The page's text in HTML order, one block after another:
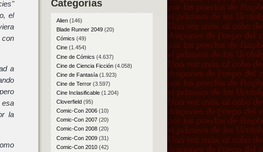
el
con
a
la
Categorías
Alien(146)
Blade Runner 2049(20)
Cómics (49)
Cine(1.454)
Cine de Cómics (4.637)
Cine de Ciencia Ficción(4.058)
Cine de Fantasía(1.923)
Cine de Terror(3.597)
Cine Inclasificable(1.204)
Cloverfield(95)
Comic-Con 2006(10)
Comic-Con 2007(20)
Comic-Con 2008(20)
Comic-Con 2009(31)
Comic-Con 2010(42)